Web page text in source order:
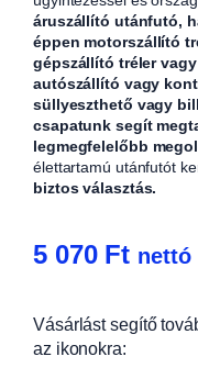
áruszállító utánfutó,
éppen motorszállító
gépszállító tréler
autószállító vagy
süllyeszthető vagy
csapatunk segít
legmegfelelőbb
élettartamú utánfutót
biztos választás.
5 070 Ft nettó
Vásárlást segítő
az ikonokra: